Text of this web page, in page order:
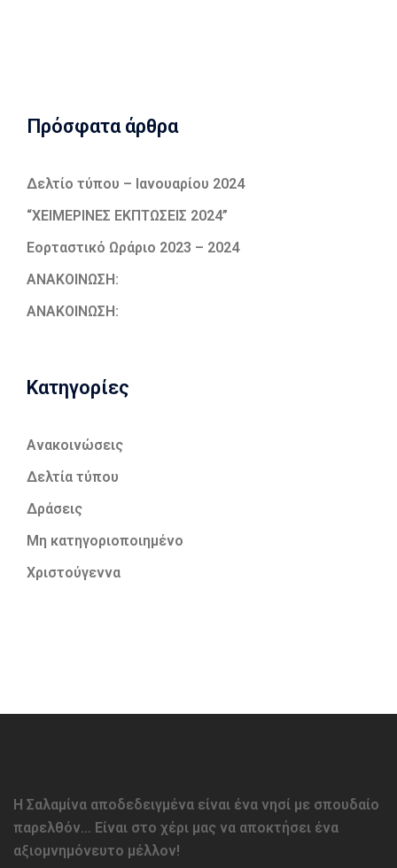
Πρόσφατα άρθρα
Δελτίο τύπου – Ιανουαρίου 2024
“ΧΕΙΜΕΡΙΝΕΣ ΕΚΠΤΩΣΕΙΣ 2024”
Εορταστικό Ωράριο 2023 – 2024
ΑΝΑΚΟΙΝΩΣΗ:
ΑΝΑΚΟΙΝΩΣΗ:
Kατηγορίες
Ανακοινώσεις
Δελτία τύπου
Δράσεις
Μη κατηγοριοποιημένο
Χριστούγεννα
Η Σαλαμίνα αποδεδειγμένα είναι ένα νησί με σπουδαίο
παρελθόν… Είναι στο χέρι μας να αποκτήσει ένα
αξιομνημόνευτο μέλλον!